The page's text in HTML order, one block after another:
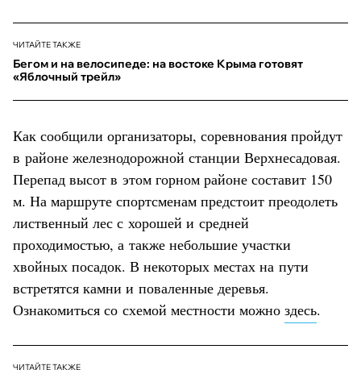
ЧИТАЙТЕ ТАКЖЕ
Бегом и на велосипеде: на востоке Крыма готовят
«Яблочный трейл»
Как сообщили организаторы, соревнования пройдут
в районе железнодорожной станции Верхнесадовая.
Перепад высот в этом горном районе составит 150
м. На маршруте спортсменам предстоит преодолеть
лиственный лес с хорошей и средней
проходимостью, а также небольшие участки
хвойных посадок. В некоторых местах на пути
встретятся камни и поваленные деревья.
Ознакомиться со схемой местности можно здесь.
ЧИТАЙТЕ ТАКЖЕ